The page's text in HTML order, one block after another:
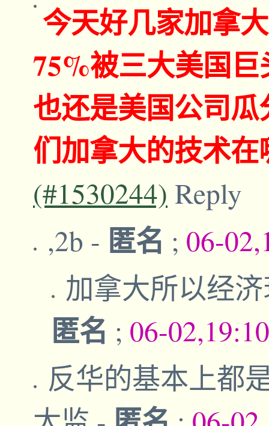
今天好几家加拿
75%被三大美国
也还是美国公司
们加拿大的技术在
(#1530244) Reply
,2b - 匿名 ; 06-
加拿大所以经
匿名 ; 06-
反华的基本上都